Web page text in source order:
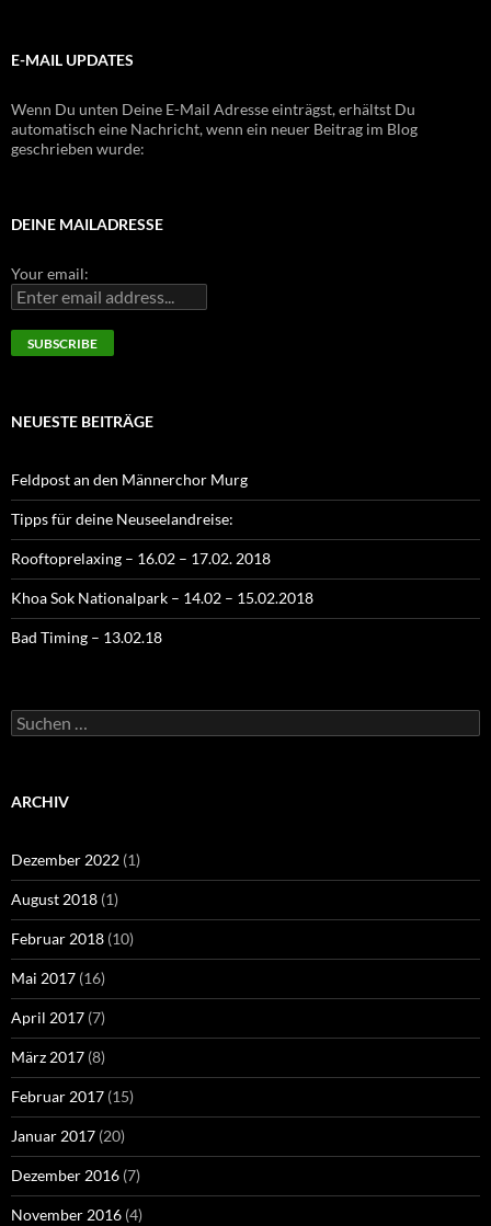
E-MAIL UPDATES
Wenn Du unten Deine E-Mail Adresse einträgst, erhältst Du
automatisch eine Nachricht, wenn ein neuer Beitrag im Blog
geschrieben wurde:
DEINE MAILADRESSE
Your email:
NEUESTE BEITRÄGE
Feldpost an den Männerchor Murg
Tipps für deine Neuseelandreise:
Rooftoprelaxing – 16.02 – 17.02. 2018
Khoa Sok Nationalpark – 14.02 – 15.02.2018
Bad Timing – 13.02.18
Suchen
nach:
ARCHIV
Dezember 2022 (1)
August 2018 (1)
Februar 2018 (10)
Mai 2017 (16)
April 2017 (7)
März 2017 (8)
Februar 2017 (15)
Januar 2017 (20)
Dezember 2016 (7)
November 2016 (4)